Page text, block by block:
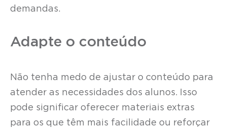
demandas.
Adapte o conteúdo
Não tenha medo de ajustar o conteúdo para
atender as necessidades dos alunos. Isso
pode significar oferecer materiais extras
para os que têm mais facilidade ou reforçar